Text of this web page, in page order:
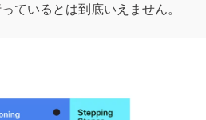
ているとは到底いえません。